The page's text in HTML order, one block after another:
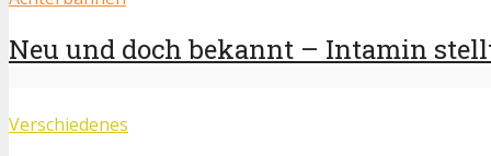
Neu und doch bekannt – Intamin
Verschiedenes